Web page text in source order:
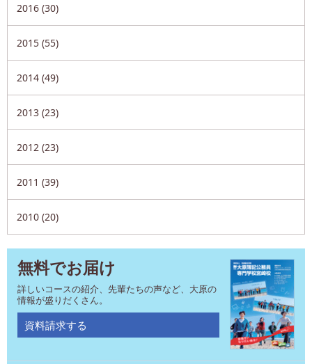
2016 (30)
2015 (55)
2014 (49)
2013 (23)
2012 (23)
2011 (39)
2010 (20)
無料でお届け
詳しいコースの紹介、先輩たちの声など、大原の
情報が盛りだくさん。
資料請求する